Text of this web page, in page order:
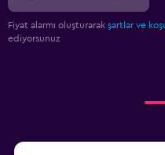
Fiyat alarmı oluşturarak şartlar ve
ediyorsunuz